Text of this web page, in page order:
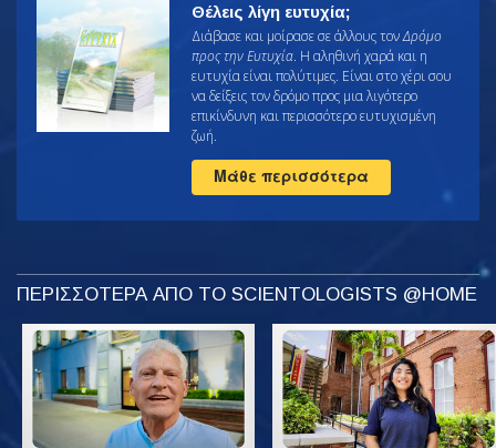
Θέλεις λίγη ευτυχία;
Διάβασε και μοίρασε σε άλλους τονΔρόμο
προς την Ευτυχία. Η αληθινή χαρά και η
ευτυχία είναι πολύτιμες. Είναι στο χέρι σου
να δείξεις τον δρόμο προς μια λιγότερο
επικίνδυνη και περισσότερο ευτυχισμένη
ζωή.
Μάθε περισσότερα
ΠΕΡΙΣΣΟΤΕΡΑ ΑΠΟ ΤΟ SCIENTOLOGISTS @HOME